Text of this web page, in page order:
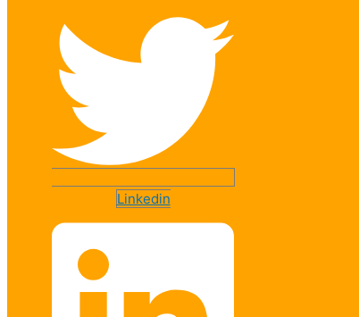
Linkedin